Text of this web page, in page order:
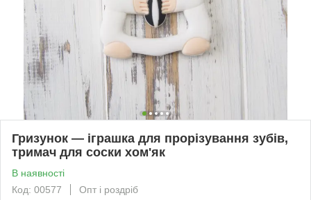
Гризунок — іграшка для прорізування зубів,
тримач для соски хом'як
В наявності
Код: 00577
Опт і роздріб